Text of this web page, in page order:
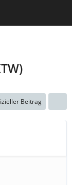
Beitrag